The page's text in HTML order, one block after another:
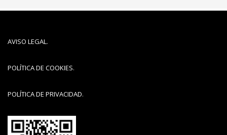
AVISO LEGAL.
POLÍTICA DE COOKIES.
POLÍTICA DE PRIVACIDAD.